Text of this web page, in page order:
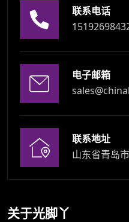
联系电话
电子邮箱
联系地址
山东省青岛
关于光脚丫